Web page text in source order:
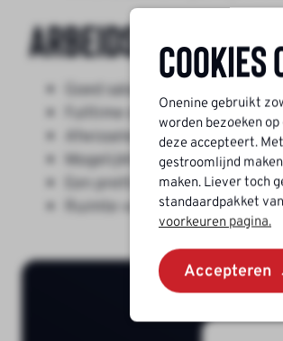
Goed salaris tussen €3000
Fulltime dienstverband (36-
Afwisselende baan, zowel in
Mogelijkheden voor
Een prettige, collegiale
Ruimte voor eigen inbreng
Cookies
Onenine gebruikt
worden bezoeken
deze accepteert.
gestroomlijnd
maken. Liever toch
standaardpakket
voorkeuren pagina.
Accepteren